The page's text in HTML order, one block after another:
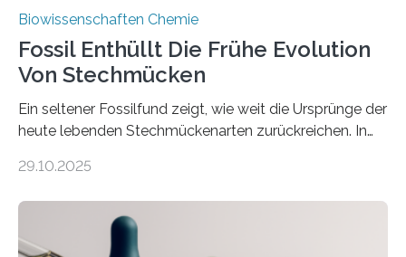
Biowissenschaften Chemie
Fossil Enthüllt Die Frühe Evolution
Von Stechmücken
Ein seltener Fossilfund zeigt, wie weit die Ursprünge der
heute lebenden Stechmückenarten zurückreichen. In
Forschende die bisher älteste bekannte Stechmücken-
Region Kachin in Myanmar und hat sich in
ausgezeichnetem Zustand erhalten. Es konnte als neue
29.10.2025